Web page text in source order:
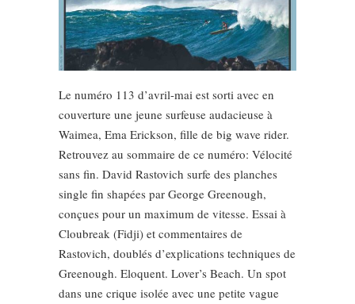
Le numéro 113 d’avril-mai est sorti avec en
couverture une jeune surfeuse audacieuse à
Waimea, Ema Erickson, fille de big wave rider.
Retrouvez au sommaire de ce numéro: Vélocité
sans fin. David Rastovich surfe des planches
single fin shapées par George Greenough,
conçues pour un maximum de vitesse. Essai à
Cloubreak (Fidji) et commentaires de
Rastovich, doublés d’explications techniques de
Greenough. Eloquent. Lover’s Beach. Un spot
dans une crique isolée avec une petite vague